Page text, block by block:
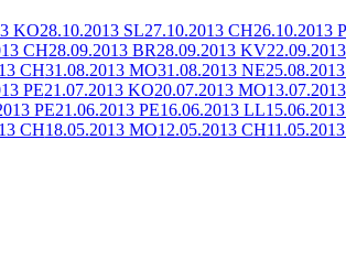
KO28.10.2013 SL27.10.2013 CH26.10.2013
CH28.09.2013 BR28.09.2013 KV
CH31.08.2013 MO31.08.2013 NE
PE21.07.2013 KO20.07.2013 MO
PE21.06.2013 PE16.06.2013 LL
CH18.05.2013 MO12.05.2013 CH